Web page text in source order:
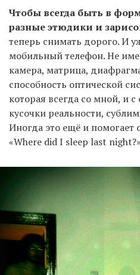
Чтобы всегда быть в
разные этюдики и
теперь снимать дорого. И
мобильный телефон. Не
камера, матрица,
способность оптической
которая всегда со мной, и
кусочки реальности,
Иногда это ещё и помогает
«Where did I sleep last